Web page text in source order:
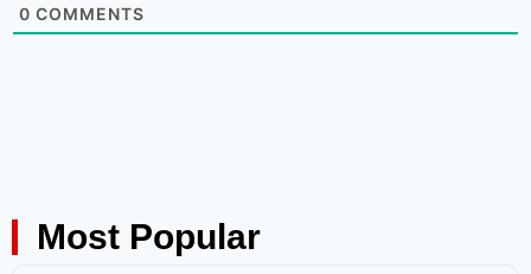
0 COMMENTS
Most Popular